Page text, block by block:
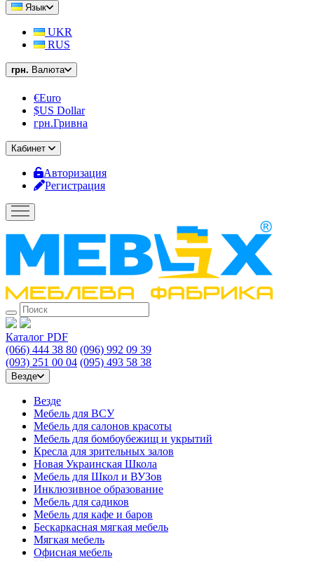
Язык
UKR
RUS
грн. Валюта
€Euro
$US Dollar
грн.Гривна
Кабинет
Авторизация
Регистрация
Каталог PDF
(066) 444 38 80 (096) 992 09 39
(093) 251 00 04 (095) 493 58 38
Везде
Везде
Мебель для ВСУ
Мебель для салонов красоты
Мебель для бомбоубежищ и укрытий
Кресла для зрительных залов
Новая Украинская Школа
Мебель для Школ и ВУЗов
Инклюзивное образование
Мебель для садиков
Мебель для кафе и баров
Бескаркасная мягкая мебель
Мягкая мебель
Офисная мебель